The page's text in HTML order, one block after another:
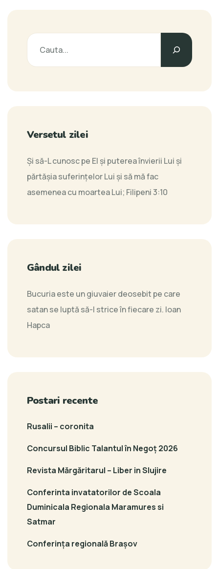
Versetul zilei
Şi să-L cunosc pe El şi puterea învierii Lui şi
părtăşia suferinţelor Lui şi să mă fac
asemenea cu moartea Lui; Filipeni 3:10
Gândul zilei
Bucuria este un giuvaier deosebit pe care
satan se luptă să-l strice în fiecare zi. Ioan
Hapca
Postari recente
Rusalii – coronita
Concursul Biblic Talantul în Negoț 2026
Revista Mărgăritarul – Liber in Slujire
Conferinta invatatorilor de Scoala
Duminicala Regionala Maramures si
Satmar
Conferința regională Brașov